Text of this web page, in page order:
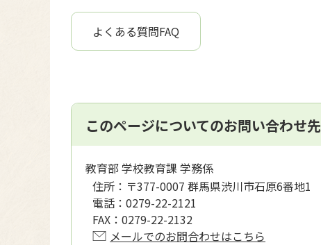
よくある質問FAQ
このページについてのお問い合わせ先
教育部 学校教育課 学務係
住所： 〒377-0007 群馬県渋川市石原6番地1
電話： 0279-22-2121
FAX： 0279-22-2132
メールでのお問合わせはこちら